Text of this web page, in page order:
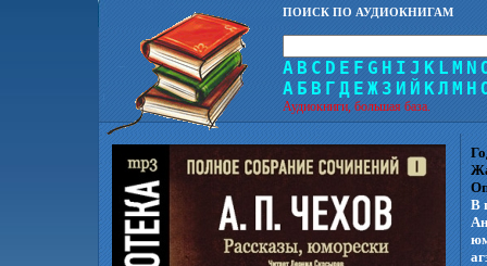
ПОИСК ПО АУДИОКНИГАМ
A B C D E F G H I J K L M N
А Б В Г Д Е Ж З И Й КЛ М Н
Аудиокниги, большая база.
В